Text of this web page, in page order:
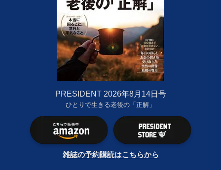
PRESIDENT 2026年8月14日号
ひとりで生きる老後の「正解」
雑誌の予約購読はこちらから